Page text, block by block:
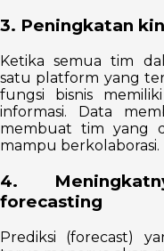
3. Peningkatan
Ketika semua tim
satu platform yang
fungsi bisnis
informasi. Data
membuat tim yang
mampu berkolaborasi.
4.
forecasting
Prediksi (forecast)